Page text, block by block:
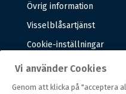
Övrig information
Visselblåsartjänst
Cookie-inställningar
Vi använder Cookies
Genom att klicka på "acceptera